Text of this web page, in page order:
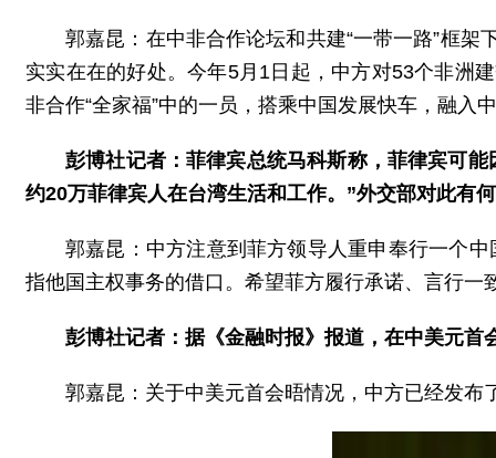
郭嘉昆：在中非合作论坛和共建“一带一路”框
实实在在的好处。今年5月1日起，中方对53个非洲
非合作“全家福”中的一员，搭乘中国发展快车，融入
彭博社记者：菲律宾总统马科斯称，菲律宾可
约20万菲律宾人在台湾生活和工作。”外交部对此有
郭嘉昆：中方注意到菲方领导人重申奉行一个
指他国主权事务的借口。希望菲方履行承诺、言行一
彭博社记者：据《金融时报》报道，在中美元
郭嘉昆：关于中美元首会晤情况，中方已经发